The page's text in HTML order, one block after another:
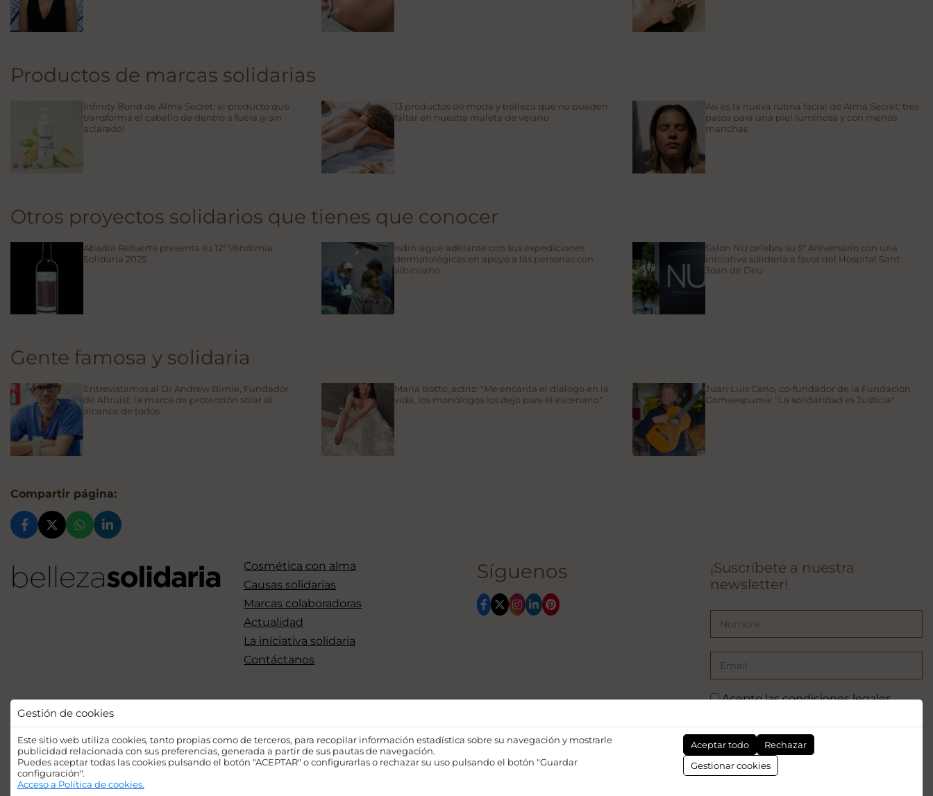
Gestión de cookies
Este sitio web utiliza cookies, tanto propias como de terceros, para recopilar información estadística sobre su navegación y mostrarle
publicidad relacionada con sus preferencias, generada a partir de sus pautas de navegación.
Puedes aceptar todas las cookies pulsando el botón "ACEPTAR" o configurarlas o rechazar su uso pulsando el botón "Guardar
configuración".
Acceso a Política de cookies.
Aceptar todo
Rechazar
Gestionar cookies
Productos de marcas solidarias
Infinity Bond de Alma Secret: el producto que
transforma el cabello de dentro a fuera ¡y sin
aclarado!
13 productos de moda y belleza que no pueden
faltar en nuestra maleta de verano
Así es la nueva rutina facial de Alma Secret: tres
pasos para una piel luminosa y con menos
manchas
Otros proyectos solidarios que tienes que conocer
Abadía Retuerta presenta su 12ª Vendimia
Solidaria 2025
Isdin sigue adelante con sus expediciones
dermatológicas en apoyo a las personas con
albinismo
Salón NU celebra su 5º Aniversario con una
iniciativa solidaria a favor del Hospital Sant
Joan de Deu
Gente famosa y solidaria
Entrevistamos al Dr Andrew Birnie, Fundador
de Altruist: la marca de protección solar al
alcance de todos
María Botto, actriz: "Me encanta el diálogo en la
vida, los monólogos los dejo para el escenario"
Juan Luis Cano, co-fundador de la Fundación
Gomaespuma: “La solidaridad es Justicia"
Compartir página:
Cosmética con alma
Causas solidarias
Marcas colaboradoras
Actualidad
La iniciativa solidaria
Contáctanos
Síguenos
¡Suscríbete a nuestra
newsletter!
Acepto las condiciones legales
SUSCRIBIRSE
Financiado por la Unión Europea - NextGenerationEU. Sin embargo, los puntos de vista y las
opiniones expresadas son únicamente los del autor o autores y no reflejan necesariamente los de